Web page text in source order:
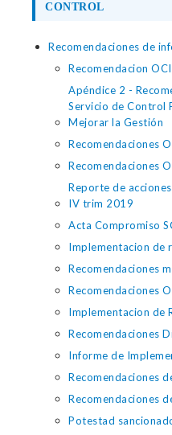
CONTROL
Recomendaciones de
Recomendacion
Apéndice 2 -
Servicio de Control
Mejorar la Gestión
Recomendaciones
Recomendaciones
Reporte de
IV trim 2019
Acta Compromiso
Implementacion de
Recomendaciones
Recomendaciones
Implementacion de
Recomendaciones
Informe de
Recomendaciones
Recomendaciones
Potestad